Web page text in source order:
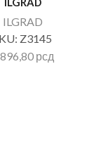
ILGRAD
Z3145
рсд